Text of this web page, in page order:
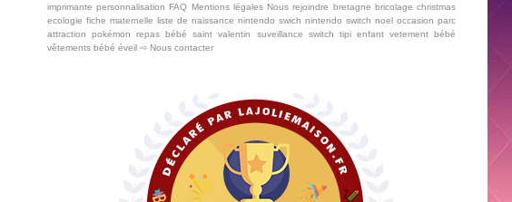
imprimante personnalisation FAQ Mentions légales Nous rejoindre bretagne bricolage christmas
ecologie fiche maternelle liste de naissance nintendo swich nintendo switch noel occasion parc
attraction
pokémon repas bébé saint valentin suveillance switch tipi enfant vetement bébé
vêtements bébé éveil ⇨ Nous contacter